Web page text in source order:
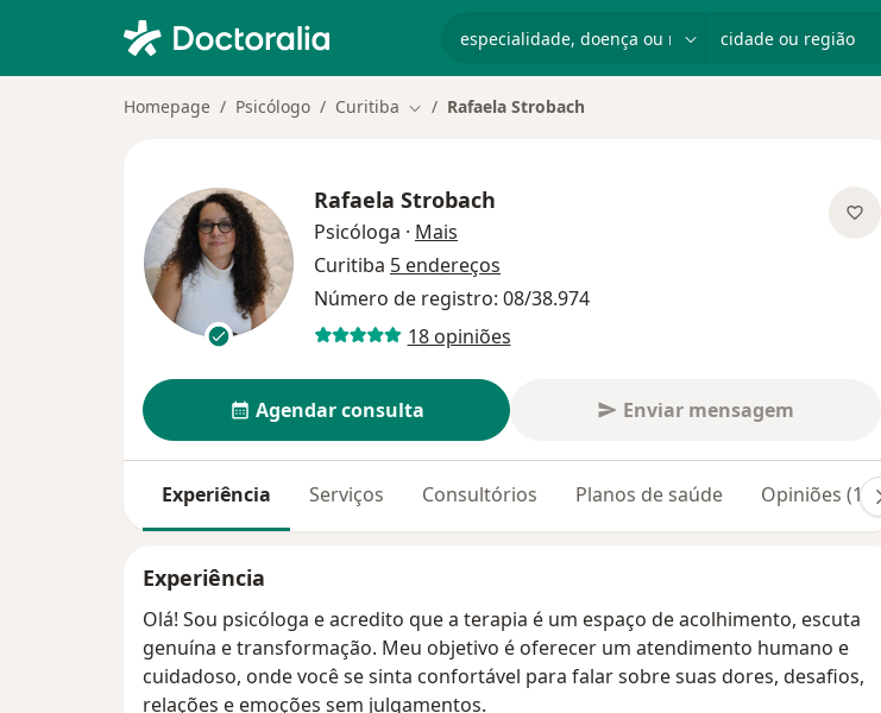
Homepage Psicólogo Curitiba Mudar de cidade
Rafaela Strobach
Rafaela Strobach
Psicóloga · Mais
Curitiba 5 endereços
Número de registro: 08/38.974
18 opiniões
Agendar consulta Enviar mensagem
Experiência Serviços Consultórios Planos de saúde Opiniões (18)
Experiência
Olá! Sou psicóloga e acredito que a terapia é um espaço de acolhimento, escuta
genuína e transformação. Meu objetivo é oferecer um atendimento humano e
cuidadoso, onde você se sinta confortável para falar sobre suas dores, desafios,
relações e emoções sem julgamentos.